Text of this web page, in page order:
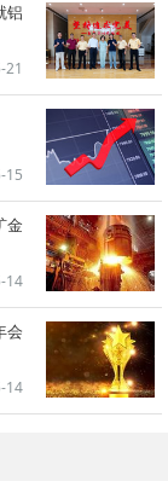
铝
21
15
14
会
14